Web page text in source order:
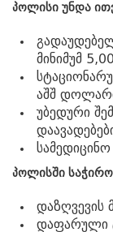
პოლისი უნდა
მინიმუმ
აშშ
უბედური
პოლისში
დაზღვევის
დაფარული
17:00
© 2010 - 2026 CTC -
- ყველა